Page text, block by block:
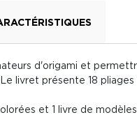
d'origami et
livret présente 18
et 1 livre de modèles.